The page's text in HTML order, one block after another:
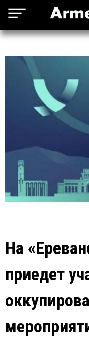
На
приедет